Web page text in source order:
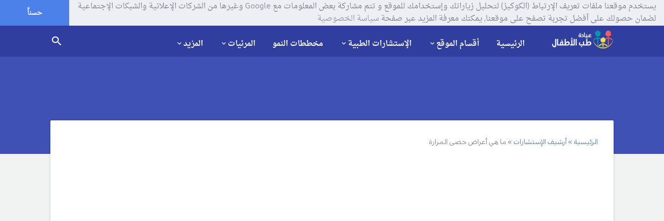
يستخدم موقعنا ملفات تعريف الإرتباط (الكوكيز) لتحليل زياراتك وإستخدامك للموقع و تتم مشاركة بعض المعلومات مع Google وغيرها من الشركات الإعلانية والشبكات الإجتماعية
لضمان حصولك على أفضل تجربة تصفح على موقعنا, يمكنك معرفة المزيد عبر صفحةسياسة الخصوصية حسناً
الرئيسية أقسام الموقع الإستشارات الطبية مخططات النمو المرئيات المزيد
الرئيسية أرشيف الإستشارات ما هي أعراض حصى المرارة